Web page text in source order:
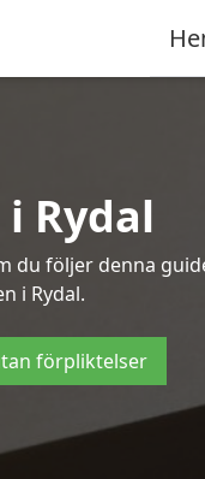
Rydal
följer denna
i Rydal.
förpliktelser